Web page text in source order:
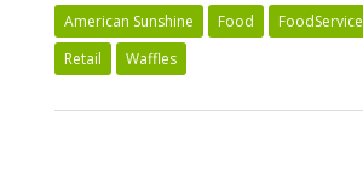
American Sunshine Food FoodService
Retail
Waffles